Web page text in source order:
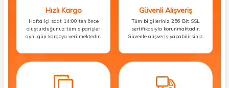
Hızlı Kargo
Hafta içi saat 14:00’ten önce
oluşturduğunuz tüm siparişler
aynı gün kargoya verilmektedir.
Güvenli Alışveriş
Tüm bilgileriniz 256 Bit SSL
sertifikasıyla korunmaktadır.
Güvenle alışveriş yapabilirsiniz.